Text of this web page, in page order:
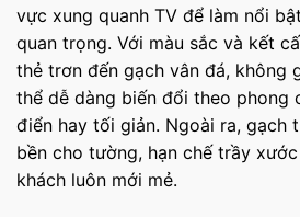
vực xung quanh TV để làm nổi
quan trọng. Với màu sắc và kết
thẻ trơn đến gạch vân đá, không
thể dễ dàng biến đổi theo phong
điển hay tối giản. Ngoài ra, gạch
bền cho tường, hạn chế trầy
khách luôn mới mẻ.